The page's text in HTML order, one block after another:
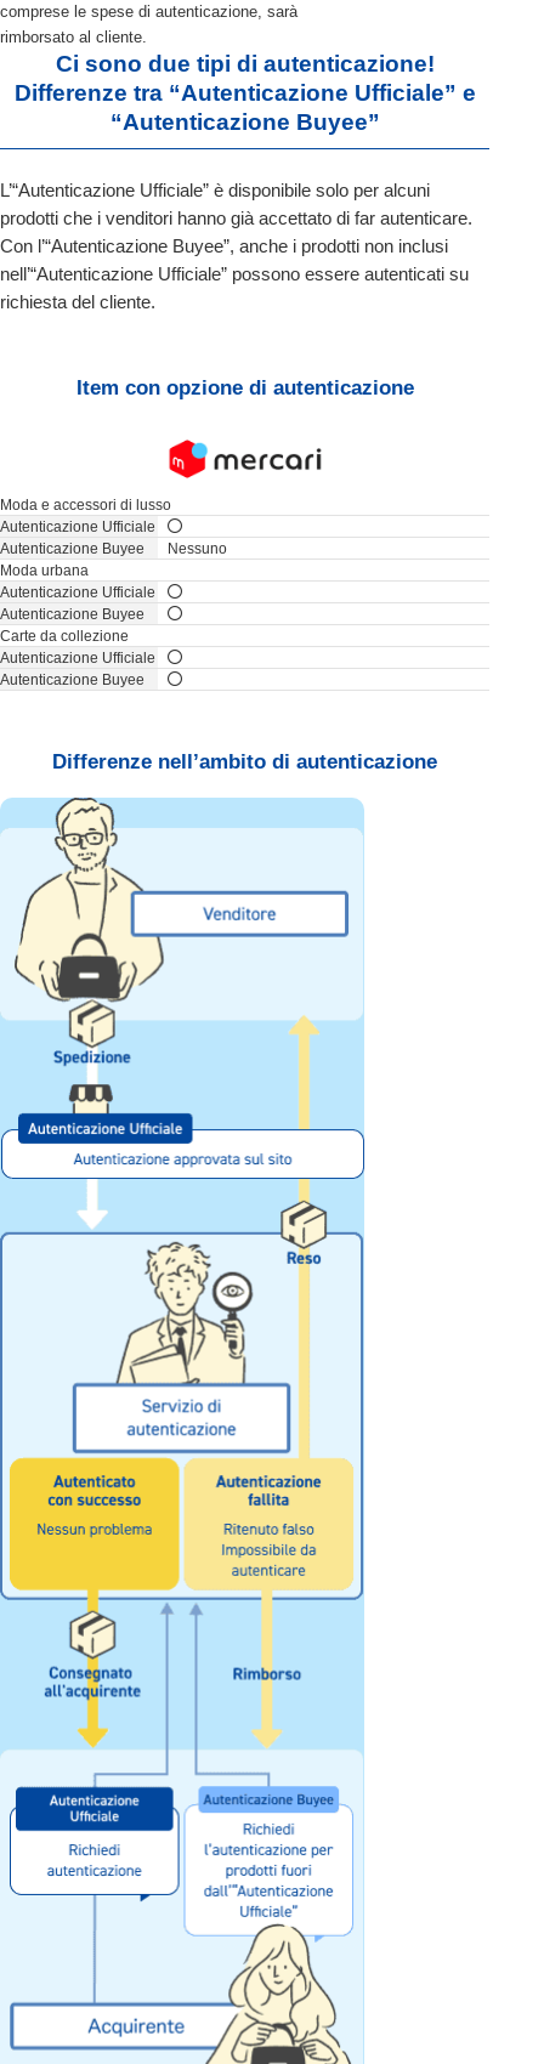
comprese le spese di autenticazione, sarà
rimborsato al cliente.
Ci sono due tipi di autenticazione!
Differenze tra “Autenticazione Ufficiale” e
“Autenticazione Buyee”
L’“Autenticazione Ufficiale” è disponibile solo per alcuni
prodotti che i venditori hanno già accettato di far autenticare.
Con l’“Autenticazione Buyee”, anche i prodotti non inclusi
nell’“Autenticazione Ufficiale” possono essere autenticati su
richiesta del cliente.
Item con opzione di autenticazione
Moda e accessori di lusso
Nessuno
Moda urbana
Carte da collezione
Differenze nell’ambito di autenticazione